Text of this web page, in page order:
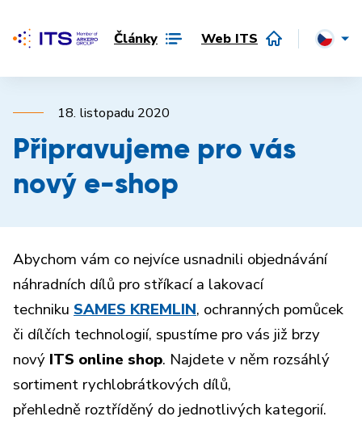
Články Web ITS
18. listopadu 2020
Připravujeme pro vás
nový e-shop
Abychom vám co nejvíce usnadnili objednávání
náhradních dílů pro stříkací a lakovací
techniku SAMES KREMLIN, ochranných pomůcek
či dílčích technologií, spustíme pro vás již brzy
nový ITS online shop. Najdete v něm rozsáhlý
sortiment rychlobrátkových dílů,
přehledně roztříděný do jednotlivých kategorií.